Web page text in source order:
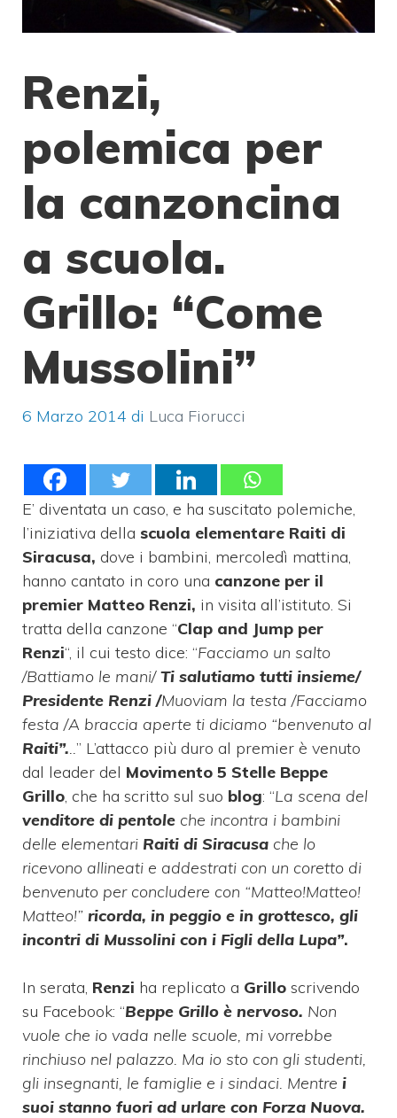
Renzi,
polemica per
la canzoncina
a scuola.
Grillo: “Come
Mussolini”
6 Marzo 2014 di Luca Fiorucci
E’ diventata un caso, e ha suscitato polemiche,
l’iniziativa della scuola elementare Raiti di
Siracusa, dove i bambini, mercoledì mattina,
hanno cantato in coro una canzone per il
premier Matteo Renzi, in visita all’istituto. Si
tratta della canzone “Clap and Jump per
Renzi“, il cui testo dice: “Facciamo un salto
/Battiamo le mani/Ti salutiamo tutti insieme/
Presidente Renzi /Muoviam la testa /Facciamo
festa /A braccia aperte ti diciamo “benvenuto al
Raiti”. ” L’attacco più duro al premier è venuto
dal leader del Movimento 5 Stelle Beppe
Grillo , che ha scritto sul suo blog: “La scena del
venditore di pentole che incontra i bambini
delle elementari Raiti di Siracusa che lo
ricevono allineati e addestrati con un coretto di
benvenuto per concludere con “Matteo!Matteo!
Matteo!” ricorda, in peggio e in grottesco, gli
incontri di Mussolini con i Figli della Lupa”.
In serata, Renzi ha replicato a Grillo scrivendo
su Facebook: “Beppe Grillo è nervoso. Non
vuole che io vada nelle scuole, mi vorrebbe
rinchiuso nel palazzo. Ma io sto con gli studenti,
gli insegnanti, le famiglie e i sindaci. Mentre i
suoi stanno fuori ad urlare con Forza Nuova.